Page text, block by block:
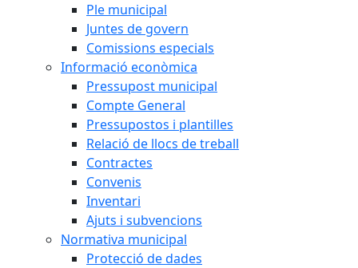
Ple municipal
Juntes de govern
Comissions especials
Informació econòmica
Pressupost municipal
Compte General
Pressupostos i plantilles
Relació de llocs de treball
Contractes
Convenis
Inventari
Ajuts i subvencions
Normativa municipal
Protecció de dades